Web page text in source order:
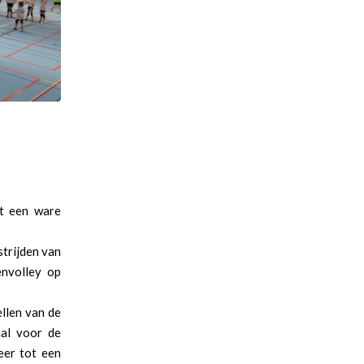
een ware
van
op
van de
voor de
tot een